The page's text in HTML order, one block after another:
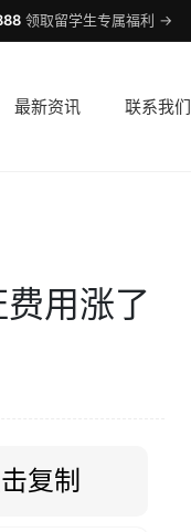
领取留学生专属福利 →
最新资讯 联系我们
用涨了
复制